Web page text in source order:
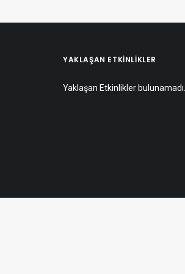
YAKLAŞAN ETKINLIKLER
Yaklaşan Etkinlikler bulunamadı.